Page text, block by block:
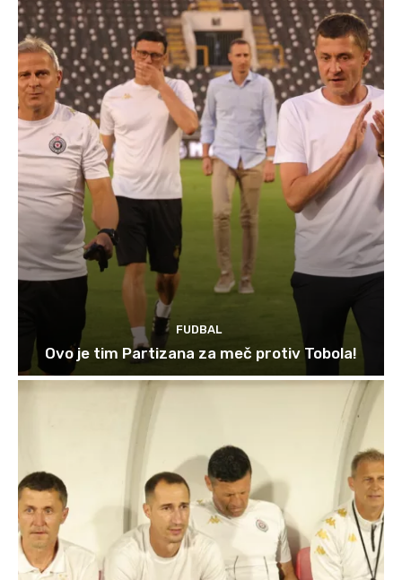
FUDBAL
Ovo je tim Partizana za meč protiv Tobola!